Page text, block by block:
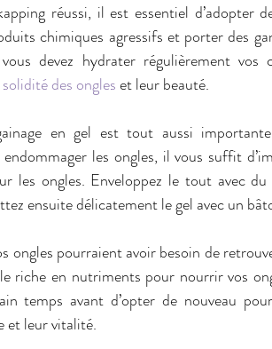
réussi, il est essentiel d’adopter
chimiques agressifs et porter des
devez hydrater régulièrement
des ongles et leur beauté.
en gel est tout aussi
les ongles, il vous suffit
les ongles. Enveloppez le tout avec
ensuite délicatement le gel avec un
ongles pourraient avoir besoin de
riche en nutriments pour nourrir vos
temps avant d’opter de nouveau
et leur vitalité.